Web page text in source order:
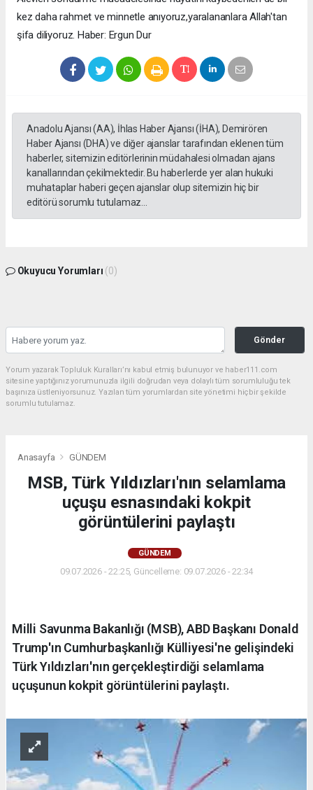
kez daha rahmet ve minnetle anıyoruz,yaralananlara Allah'tan
şifa diliyoruz. Haber: Ergun Dur
Anadolu Ajansı (AA), İhlas Haber Ajansı (İHA), Demirören
Haber Ajansı (DHA) ve diğer ajanslar tarafından eklenen tüm
haberler, sitemizin editörlerinin müdahalesi olmadan ajans
kanallarından çekilmektedir. Bu haberlerde yer alan hukuki
muhataplar haberi geçen ajanslar olup sitemizin hiç bir
editörü sorumlu tutulamaz...
Okuyucu Yorumları (0)
Gönder
Yorum yazarak Topluluk Kuralları’nı kabul etmiş bulunuyor ve haber111.com
sitesine yaptığınız yorumunuzla ilgili doğrudan veya dolaylı tüm sorumluluğu tek
başınıza üstleniyorsunuz. Yazılan tüm yorumlardan site yönetimi hiçbir şekilde
sorumlu tutulamaz.
Anasayfa GÜNDEM
MSB, Türk Yıldızları'nın selamlama
uçuşu esnasındaki kokpit
görüntülerini paylaştı
GÜNDEM
09.07.2026 - 22:25, Güncelleme: 09.07.2026 - 22:34
Milli Savunma Bakanlığı (MSB), ABD Başkanı Donald
Trump'ın Cumhurbaşkanlığı Külliyesi'ne gelişindeki
Türk Yıldızları'nın gerçekleştirdiği selamlama
uçuşunun kokpit görüntülerini paylaştı.